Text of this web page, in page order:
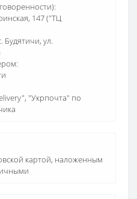
147 ("ТЦ
Будятичи, ул.
"Укрпочта" по
картой, наложенным